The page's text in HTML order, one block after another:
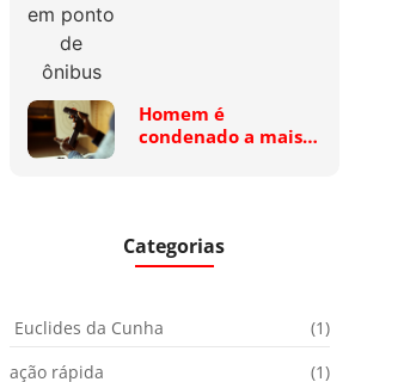
Homem é
condenado a mais…
Categorias
Euclides da Cunha
(1)
ação rápida
(1)